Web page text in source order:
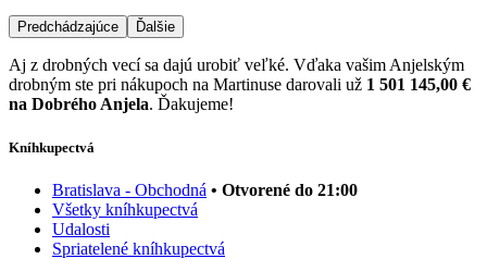
Predchádzajúce Ďalšie
Aj z drobných vecí sa dajú urobiť veľké. Vďaka vašim Anjelským
drobným ste pri nákupoch na Martinuse darovali už 1 501 145,00 €
na Dobrého Anjela. Ďakujeme!
Kníhkupectvá
Bratislava - Obchodná • Otvorené do 21:00
Všetky kníhkupectvá
Udalosti
Spriatelené kníhkupectvá